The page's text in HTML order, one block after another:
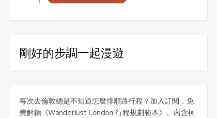
剛好的步調一起漫遊
每次去倫敦總是不知道怎麼排順路行程？加入訂閱，免
費解鎖《Wanderlust London 行程規劃範本》。內含柯